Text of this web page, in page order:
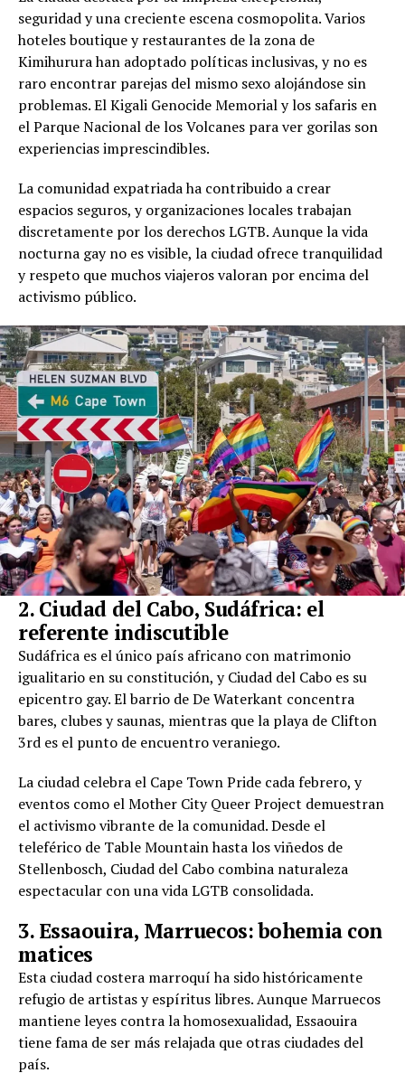
seguridad y una creciente escena cosmopolita. Varios
hoteles boutique y restaurantes de la zona de
Kimihurura han adoptado políticas inclusivas, y no es
raro encontrar parejas del mismo sexo alojándose sin
problemas. El Kigali Genocide Memorial y los safaris en
el Parque Nacional de los Volcanes para ver gorilas son
experiencias imprescindibles.
La comunidad expatriada ha contribuido a crear
espacios seguros, y organizaciones locales trabajan
discretamente por los derechos LGTB. Aunque la vida
nocturna gay no es visible, la ciudad ofrece tranquilidad
y respeto que muchos viajeros valoran por encima del
activismo público.
2. Ciudad del Cabo, Sudáfrica: el
referente indiscutible
Sudáfrica es el único país africano con matrimonio
igualitario en su constitución, y Ciudad del Cabo es su
epicentro gay. El barrio de De Waterkant concentra
bares, clubes y saunas, mientras que la playa de Clifton
3rd es el punto de encuentro veraniego.
La ciudad celebra el Cape Town Pride cada febrero, y
eventos como el Mother City Queer Project demuestran
el activismo vibrante de la comunidad. Desde el
teleférico de Table Mountain hasta los viñedos de
Stellenbosch, Ciudad del Cabo combina naturaleza
espectacular con una vida LGTB consolidada.
3. Essaouira, Marruecos: bohemia con
matices
Esta ciudad costera marroquí ha sido históricamente
refugio de artistas y espíritus libres. Aunque Marruecos
mantiene leyes contra la homosexualidad, Essaouira
tiene fama de ser más relajada que otras ciudades del
país.